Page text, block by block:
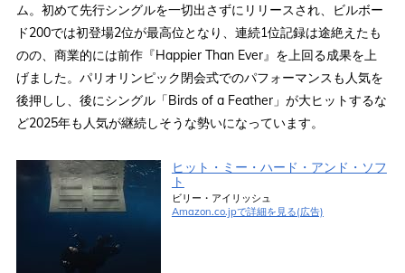
ム。初めて先行シングルを一切出さずにリリースされ、ビルボー
ド200では初登場2位が最高位となり、連続1位記録は途絶えたも
のの、商業的には前作『Happier Than Ever』を上回る成果を上
げました。パリオリンピック閉会式でのパフォーマンスも人気を
後押しし、後にシングル「Birds of a Feather」が大ヒットするな
ど2025年も人気が継続しそうな勢いになっています。
ヒット・ミー・ハード・アンド・ソフ
ト
ビリー・アイリッシュ
Amazon.co.jpで詳細を見る(広告)